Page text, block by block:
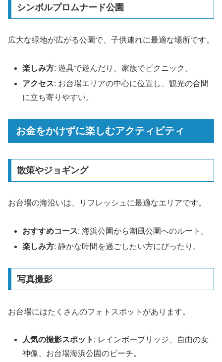
シンボルプロムナード公園
広大な緑地が広がる公園で、子供連れに最適な場所です。
楽しみ方: 遊具で遊んだり、家族でピクニック。
アクセス: お台場エリアの中心に位置し、観光の合間
に立ち寄りやすい。
お金をかけずに楽しむアクティビティ
散策やジョギング
お台場の海沿いは、リフレッシュに最適なエリアです。
おすすめコース: 海浜公園から潮風公園へのルート。
楽しみ方: 静かな時間を過ごしたい方にぴったり。
写真撮影
お台場にはたくさんのフォトスポットがあります。
人気の撮影スポット : レインボーブリッジ、自由の女
神像、お台場海浜公園のビーチ。